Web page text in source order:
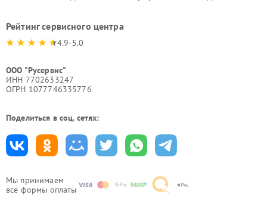
Мы принимаем
все формы оплаты
Рейтинг сервисного центра
4.9-5.0
ООО "Русервис"
ИНН 7702633247
ОГРН 1077746335776
Поделиться в соц. сетях: